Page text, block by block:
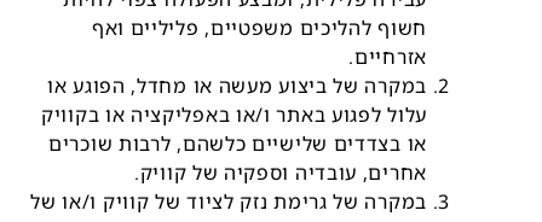
חשוף להליכים משפטיים, פליליים ואף
אזרחיים.
במקרה של ביצוע מעשה או מחדל, הפוגע או
עלול לפגוע באתר ו/או באפליקציה או בקוויק
או בצדדים שלישיים כלשהם, לרבות שוכרים
אחרים, עובדיה וספקיה של קוויק.
במקרה של גרימת נזק לציוד של קוויק ו/או של